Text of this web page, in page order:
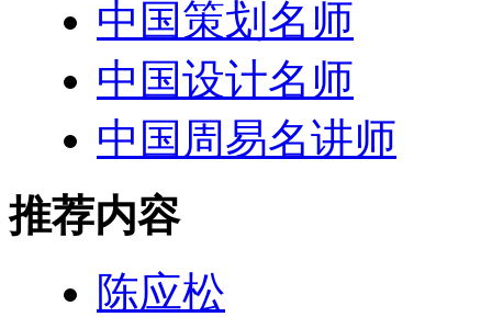
中国策划名师
中国设计名师
中国周易名讲师
推荐内容
陈应松